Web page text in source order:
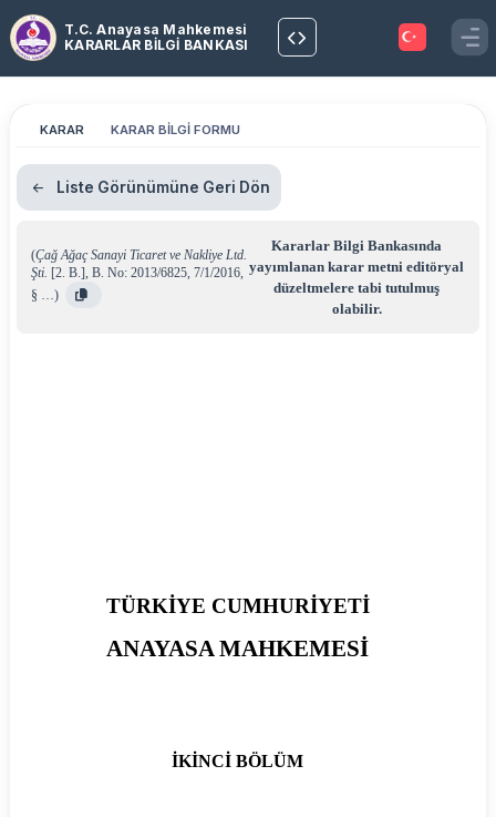
T.C. Anayasa Mahkemesi
KARARLAR BİLGİ BANKASI
KARAR KARAR BİLGİ FORMU
Liste Görünümüne Geri Dön
(Çağ Ağaç Sanayi Ticaret ve Nakliye Ltd.
Şti. [2. B.], B. No: 2013/6825, 7/1/2016,
§ …)
Kararlar Bilgi Bankasında
yayımlanan karar metni editöryal
düzeltmelere tabi tutulmuş
olabilir.